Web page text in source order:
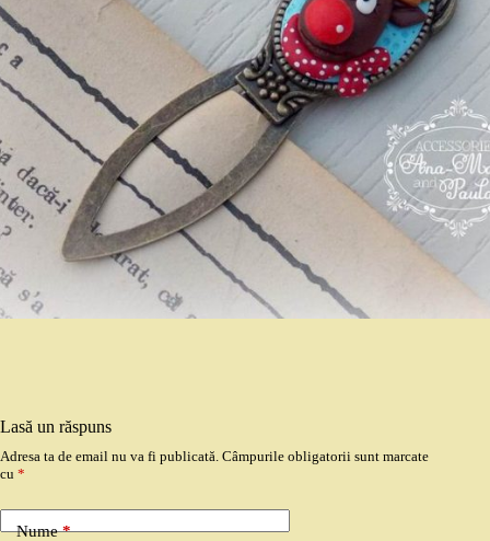
Lasă un răspuns
Adresa ta de email nu va fi publicată. Câmpurile obligatorii sunt marcate
cu *
Nume*